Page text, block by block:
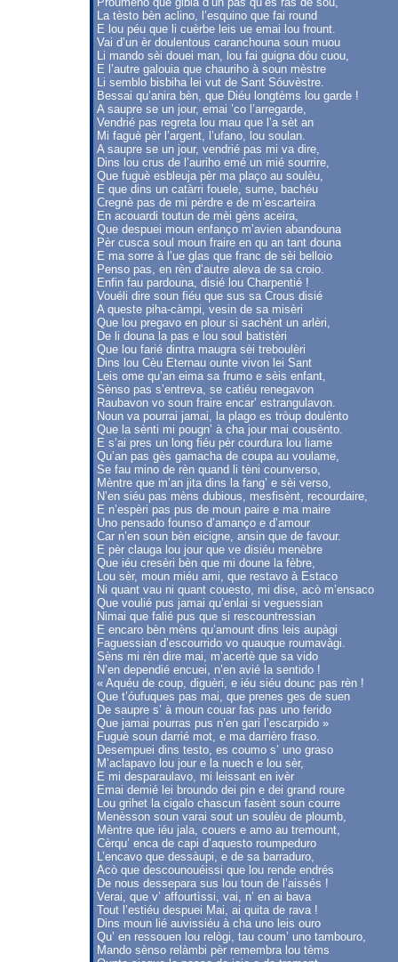
La tèsto bèn aclino, l’esquino que fai round
E lou péu que li cuèrbe leis ue emai lou frount.
Vai d’un èr doulentous caranchouna soun muou
Li mando sèi douei man, lou fai guigna dóu cuou,
E l’autre galouia que chauriho à soun mèstre
Li semblo bisbiha lei vut de Sant Sóuvèstre.
Bessai qu’anira bèn, que Diéu longtèms lou garde !
A saupre se un jour, emai ’co l’arregarde,
Vendrié pas regreta lou mau que l’a sèt an
Mi faguè pèr l’argent, l’ufano, lou soulan.
A saupre se un jour, vendrié pas mi va dire,
Dins lou crus de l’auriho emé un mié sourrire,
Que fuguè esbleuja pèr ma plaço au soulèu,
E que dins un catàrri fouele, sume, bachéu
Cregnè pas de mi pèrdre e de m’escarteira
En acouardi toutun de mèi gèns aceira,
Que despuei moun enfanço m’avien abandouna
Pèr cusca soul moun fraire en qu an tant douna
E ma sorre à l’ue glas que franc de sèi belloio
Penso pas, en rèn d’autre aleva de sa croio.
Enfin fau pardouna, disié lou Charpentié !
Vouéli dire soun fiéu que sus sa Crous disié
A queste piha-càmpi, vesin de sa misèri
Que lou pregavo en plour si sachènt un arlèri,
De li douna la pas e lou soul batistèri
Que lou farié dintra maugra sèi treboulèri
Dins lou Cèu Eternau ounte vivon lei Sant
Leis ome qu’an eima sa frumo e sèis enfant,
Sènso pas s’entreva, se catiéu renegavon
Raubavon vo soun fraire encar’ estrangulavon.
Noun va pourrai jamai, la plago es tròup doulènto
Que la sènti mi pougn’ à cha jour mai cousènto.
E s’ai pres un long fiéu pèr courdura lou liame
Qu’an pas gès gamacha de coupa au voulame,
Se fau mino de rèn quand li tèni counverso,
Mèntre que m’an jita dins la fang’ e sèi verso,
N’en siéu pas mèns dubious, mesfisènt, recourdaire,
E n’espèri pas pus de moun paire e ma maire
Uno pensado founso d’amanço e d’amour
Car n’en soun bèn eicigne, ansin que de favour.
E pèr clauga lou jour que ve disiéu menèbre
Que iéu cresèri bèn que mi doune la fèbre,
Lou sèr, moun miéu ami, que restavo à Estaco
Ni quant vau ni quant couesto, mi dise, acò m’ensaco
Que voulié pus jamai qu’enlai si veguessian
Nimai que falié pus que si rescountressian
E encaro bèn mèns qu’amount dins leis aupàgi
Faguessian d’escourrido vo quauque roumavàgi.
Sèns mi rèn dire mai, m’acertè que sa vido
N’en dependié encuei, n’en avié la sentido !
« Aquéu de coup, diguèri, e iéu siéu dounc pas rèn !
Que t’óufuques pas mai, que prenes ges de suen
De saupre s’ à moun couar fas pas uno ferido
Que jamai pourras pus n’en gari l’escarpido »
Fuguè soun darrié mot, e ma darrièro fraso.
Desempuei dins testo, es coumo s’ uno graso
M’aclapavo lou jour e la nuech e lou sèr,
E mi desparaulavo, mi leissant en ivèr
Emai demié lei broundo dei pin e dei grand roure
Lou grihet la cigalo chascun fasènt soun courre
Menèsson soun varai sout un soulèu de ploumb,
Mèntre que iéu jala, couers e amo au tremount,
Cèrqu’ enca de capi d’aquesto roumpeduro
L’encavo que dessàupi, e de sa barraduro,
Acò que descounouéissi que lou rende endrés
De nous dessepara sus lou toun de l’aissés !
Verai, que v’ affourtìssi, vai, n’ en ai bava
Tout l’estiéu despuei Mai, ai quita de rava !
Dins moun lié auvissiéu à cha uno leis ouro
Qu’ en ressouen lou relògi, tau coum’ uno tambouro,
Mando sènso relàmbi pèr remembra lou tèms